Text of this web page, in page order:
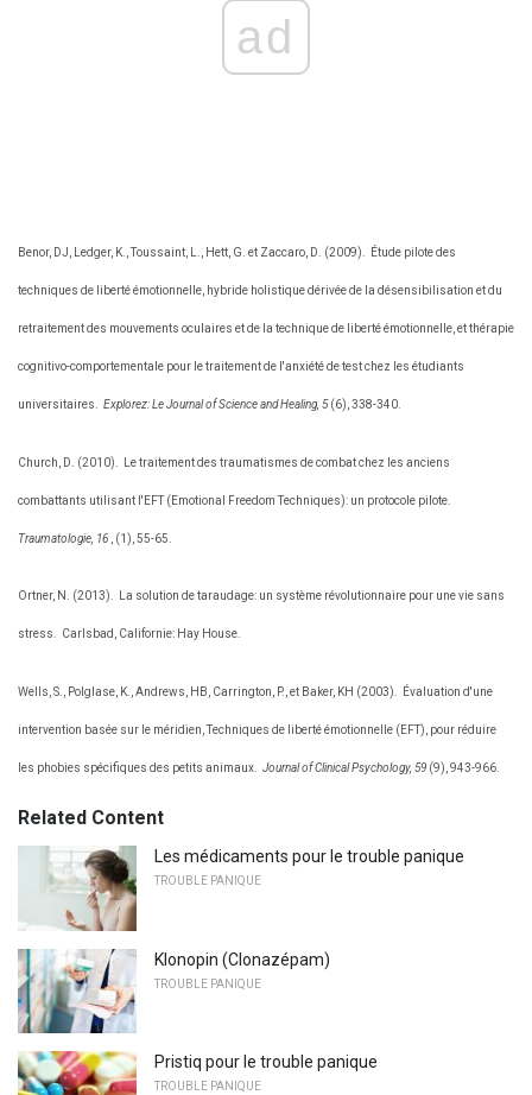
ad
Benor, DJ, Ledger, K., Toussaint, L., Hett, G. et Zaccaro, D. (2009). Étude pilote des
techniques de liberté émotionnelle, hybride holistique dérivée de la désensibilisation et du
retraitement des mouvements oculaires et de la technique de liberté émotionnelle, et thérapie
cognitivo-comportementale pour le traitement de l'anxiété de test chez les étudiants
universitaires. Explorez: Le Journal of Science and Healing, 5 (6), 338-340.
Church, D. (2010). Le traitement des traumatismes de combat chez les anciens
combattants utilisant l'EFT (Emotional Freedom Techniques): un protocole pilote.
Traumatologie, 16 , (1), 55-65.
Ortner, N. (2013). La solution de taraudage: un système révolutionnaire pour une vie sans
stress. Carlsbad, Californie: Hay House.
Wells, S., Polglase, K., Andrews, HB, Carrington, P., et Baker, KH (2003). Évaluation d'une
intervention basée sur le méridien, Techniques de liberté émotionnelle (EFT), pour réduire
les phobies spécifiques des petits animaux. Journal of Clinical Psychology, 59 (9), 943-966.
Related Content
Les médicaments pour le trouble panique
TROUBLE PANIQUE
Klonopin (Clonazépam)
TROUBLE PANIQUE
Pristiq pour le trouble panique
TROUBLE PANIQUE